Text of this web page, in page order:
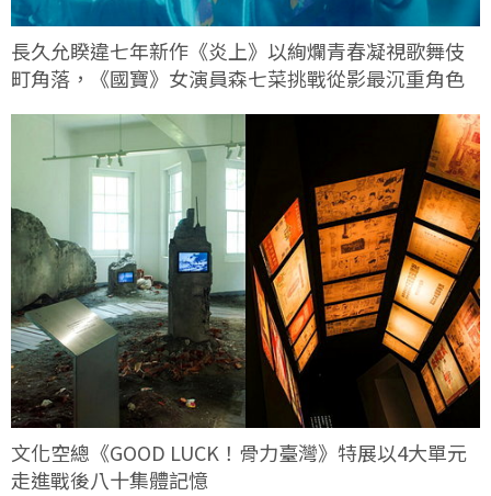
長久允睽違七年新作《炎上》以絢爛青春凝視歌舞伎
町角落，《國寶》女演員森七菜挑戰從影最沉重角色
文化空總《GOOD LUCK！骨力臺灣》特展以4大單元
走進戰後八十集體記憶